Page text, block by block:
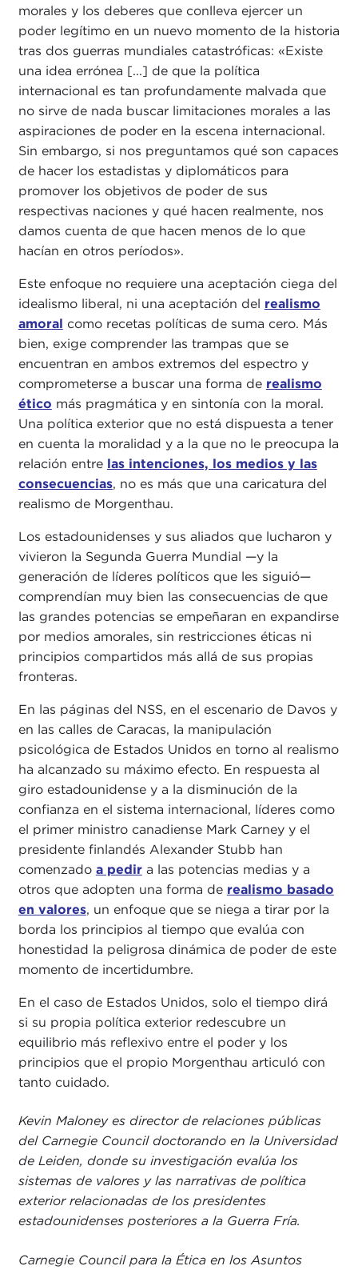
morales y los deberes que conlleva ejercer un
poder legítimo en un nuevo momento de la historia
tras dos guerras mundiales catastróficas: «Existe
una idea errónea [...] de que la política
internacional es tan profundamente malvada que
no sirve de nada buscar limitaciones morales a las
aspiraciones de poder en la escena internacional.
Sin embargo, si nos preguntamos qué son capaces
de hacer los estadistas y diplomáticos para
promover los objetivos de poder de sus
respectivas naciones y qué hacen realmente, nos
damos cuenta de que hacen menos de lo que
hacían en otros períodos».
Este enfoque no requiere una aceptación ciega del
idealismo liberal, ni una aceptación del realismo
amoral como recetas políticas de suma cero. Más
bien, exige comprender las trampas que se
encuentran en ambos extremos del espectro y
comprometerse a buscar una forma de realismo
ético más pragmática y en sintonía con la moral.
Una política exterior que no está dispuesta a tener
en cuenta la moralidad y a la que no le preocupa la
relación entre las intenciones, los medios y las
consecuencias, no es más que una caricatura del
realismo de Morgenthau.
Los estadounidenses y sus aliados que lucharon y
vivieron la Segunda Guerra Mundial —y la
generación de líderes políticos que les siguió—
comprendían muy bien las consecuencias de que
las grandes potencias se empeñaran en expandirse
por medios amorales, sin restricciones éticas ni
principios compartidos más allá de sus propias
fronteras.
En las páginas del NSS, en el escenario de Davos y
en las calles de Caracas, la manipulación
psicológica de Estados Unidos en torno al realismo
ha alcanzado su máximo efecto. En respuesta al
giro estadounidense y a la disminución de la
confianza en el sistema internacional, líderes como
el primer ministro canadiense Mark Carney y el
presidente finlandés Alexander Stubb han
comenzado a pedira las potencias medias y a
otros que adopten una forma de realismo basado
en valores, un enfoque que se niega a tirar por la
borda los principios al tiempo que evalúa con
honestidad la peligrosa dinámica de poder de este
momento de incertidumbre.
En el caso de Estados Unidos, solo el tiempo dirá
si su propia política exterior redescubre un
equilibrio más reflexivo entre el poder y los
principios que el propio Morgenthau articuló con
tanto cuidado.
Kevin Maloney es director de relaciones públicas
del Carnegie Council doctorando en la Universidad
de Leiden, donde su investigación evalúa los
sistemas de valores y las narrativas de política
exterior relacionadas de los presidentes
estadounidenses posteriores a la Guerra Fría.
Carnegie Council para la Ética en los Asuntos